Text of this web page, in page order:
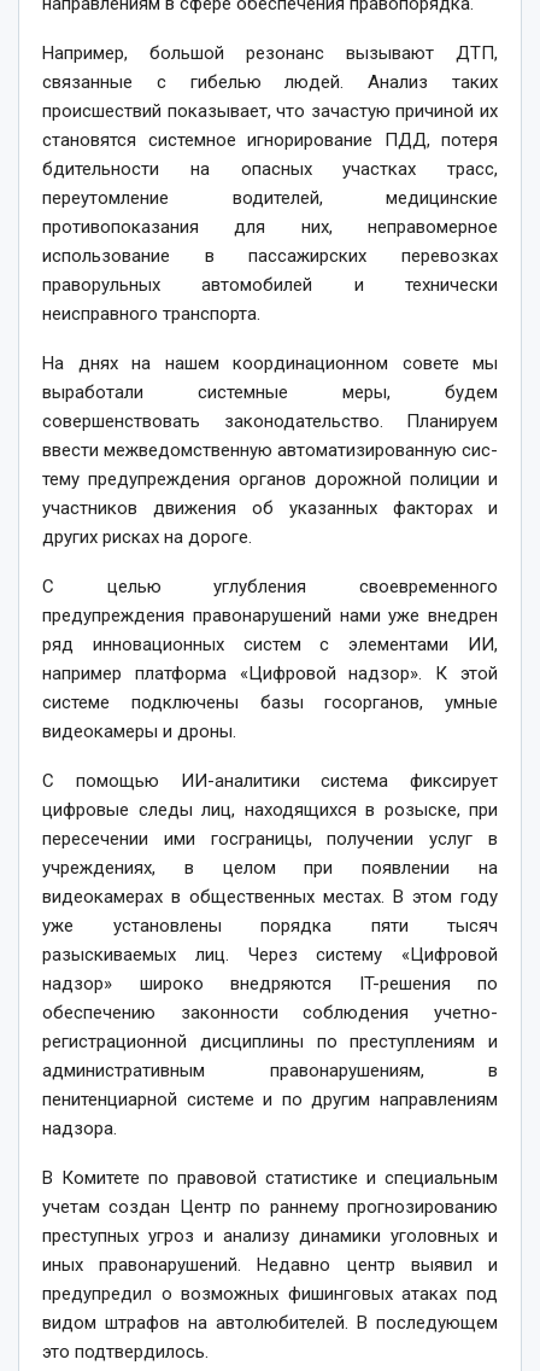
Например, большой резонанс вызывают ДТП,
связанные с гибелью людей. Анализ таких
происшествий показывает, что зачастую причиной их
становятся системное игнорирование ПДД, потеря
бдительности на опасных участках трасс,
переутомление водителей, медицинские
противопоказания для них, неправомерное
использование в пассажирских перевозках
праворульных автомобилей и технически
неисправного транспорта.
На днях на нашем координационном совете мы
выработали системные меры, будем
совершенствовать законодательство. Планируем
ввести межведомственную автоматизированную сис­
тему предупреждения органов дорожной полиции и
участников движения об указанных факторах и
других рисках на дороге.
С целью углубления своевременного
предупреждения правонарушений нами уже внедрен
ряд инновационных систем с элементами ИИ,
например платформа «Цифровой надзор». К этой
системе подключены базы госорганов, умные
видеокамеры и дроны.
С помощью ИИ-аналитики система фиксирует
цифровые следы лиц, находящихся в розыске, при
пересечении ими госграницы, получении услуг в
учреждениях, в целом при появлении на
видеокамерах в общественных местах. В этом году
уже установлены порядка пяти тысяч
разыскиваемых лиц. Через систему «Цифровой
надзор» широко внедряются IT-решения по
обеспечению законности соблюдения учетно-
регистрационной дисциплины по преступлениям и
административным правонарушениям, в
пенитенциарной системе и по другим направлениям
надзора.
В Комитете по правовой статистике и специальным
учетам создан Центр по раннему прог­нозированию
преступных угроз и анализу динамики уголовных и
иных правонарушений. Недавно центр выявил и
предупредил о возможных фишинговых атаках под
видом штрафов на автолюбителей. В последующем
это подтвердилось.